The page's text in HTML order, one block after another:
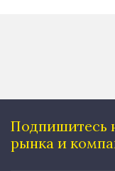
Подпишитесь
рынка и